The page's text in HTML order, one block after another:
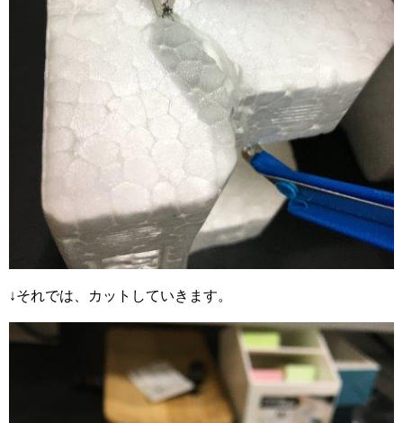
↓それでは、カットしていきます。